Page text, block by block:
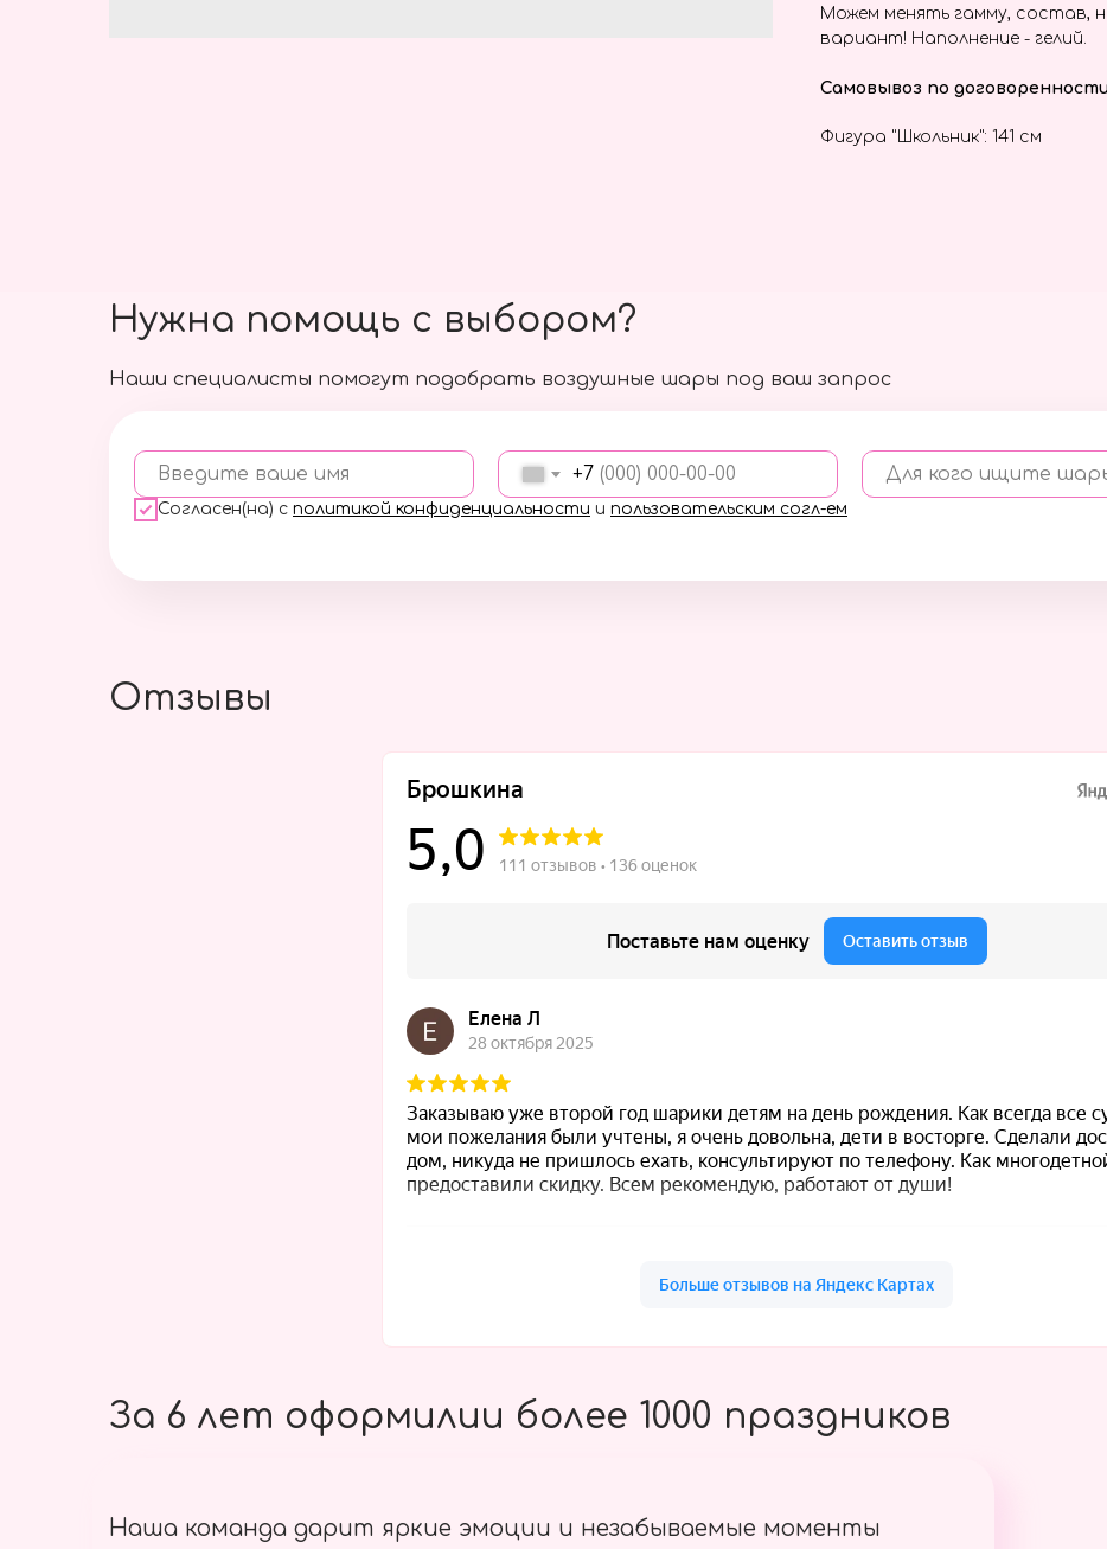
Можем менять гамму, состав,
вариант! Наполнение - гелий.
Самовывоз по
Фигура "Школьник": 141 см
Наши специалисты помогут подобрать воздушные шары под ваш запрос
Введите ваше имя +7 Для кого ищите
Согласен(на) с политикой конфиденциальности и пользовательским согл-ем
Нужна помощь с выбором?
Отзывы
За 6 лет оформилии более 1000 праздников
Наша команда дарит яркие эмоции и незабываемые моменты